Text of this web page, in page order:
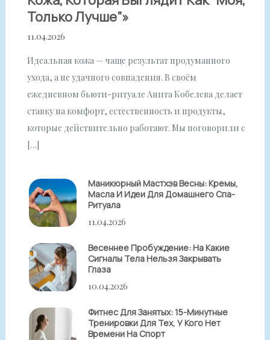
Только Лучше”»
11.04.2026
Идеальная кожа — чаще результат продуманного
ухода, а не удачного совпадения. В своём
ежедневном бьюти-ритуале Анита Кобелева делает
ставку на комфорт, естественность и продукты,
которые действительно работают. Мы поговорили с
[…]
Маникюрный Мастхэв Весны: Кремы,
Масла И Идеи Для Домашнего Спа-
Ритуала
11.04.2026
Весеннее Пробуждение: На Какие
Сигналы Тела Нельзя Закрывать
Глаза
10.04.2026
Фитнес Для Занятых: 15-Минутные
Тренировки Для Тех, У Кого Нет
Времени На Спорт